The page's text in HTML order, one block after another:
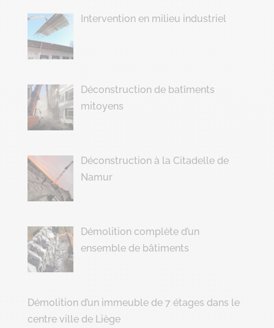
Intervention en milieu industriel
Déconstruction de batîments
mitoyens
Déconstruction à la Citadelle de
Namur
Démolition complète d’un
ensemble de bâtiments
Démolition d’un immeuble de 7 étages dans le
centre ville de Liège